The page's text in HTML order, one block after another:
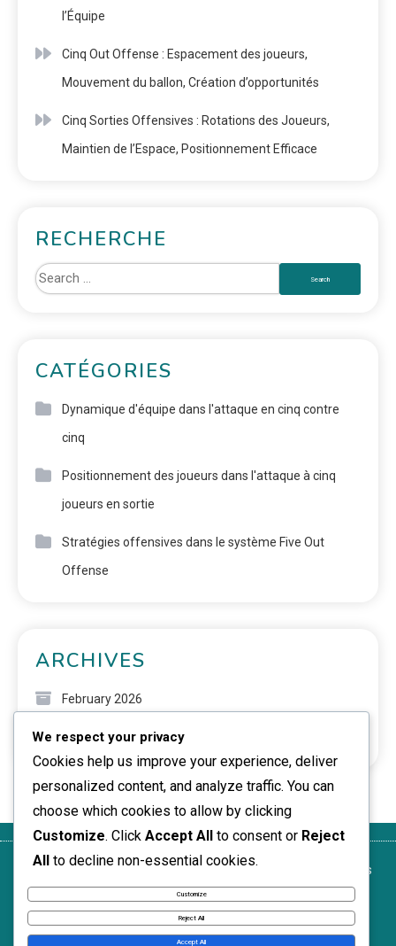
l’Équipe
Cinq Out Offense : Espacement des joueurs,
Mouvement du ballon, Création d’opportunités
Cinq Sorties Offensives : Rotations des Joueurs,
Maintien de l’Espace, Positionnement Efficace
RECHERCHE
CATÉGORIES
Dynamique d'équipe dans l'attaque en cinq contre
cinq
Positionnement des joueurs dans l'attaque à cinq
joueurs en sortie
Stratégies offensives dans le système Five Out
Offense
ARCHIVES
February 2026
January 2026
Politique de
confidentialité
Préférences
de cookies
Nous
joindre
Termes et
conditions
À propos
de nous
News Express © 2026. All Rights Reserved.
We respect your privacy
Cookies help us improve your experience, deliver
personalized content, and analyze traffic. You can
choose which cookies to allow by clicking
Customize. Click Accept All to consent or Reject
All to decline non-essential cookies.
Customize
Reject All
Accept All